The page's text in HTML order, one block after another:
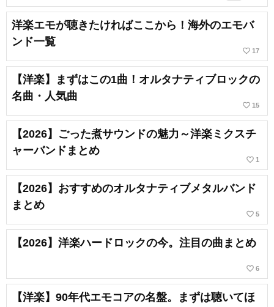
洋楽エモが聴きたければここから！海外のエモバ
ンド一覧
favorite_border 17
【洋楽】まずはこの1曲！オルタナティブロックの
名曲・人気曲
favorite_border 15
【2026】ごった煮サウンドの魅力～洋楽ミクスチ
ャーバンドまとめ
favorite_border 1
【2026】おすすめのオルタナティブメタルバンド
まとめ
favorite_border 5
【2026】洋楽ハードロックの今。注目の曲まとめ
favorite_border 6
【洋楽】90年代エモコアの名盤。まずは聴いてほ